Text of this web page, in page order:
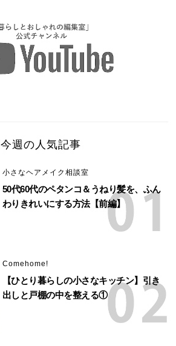
今週の人気記事
小さなヘアメイク相談室
50代60代のペタンコ＆うねり髪を、ふん
わりきれいにする方法【前編】
Comehome!
【ひとり暮らしの小さなキッチン】引き
出しと戸棚の中を整える①